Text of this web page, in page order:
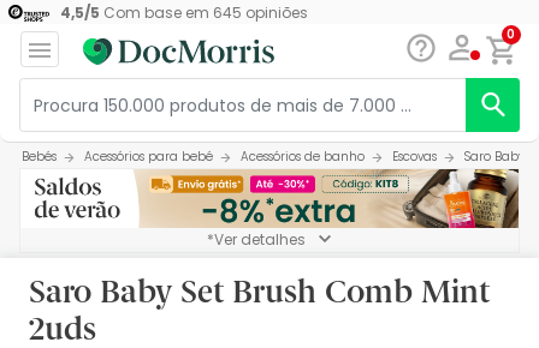
4,5/5 Com base em 645 opiniões
0
Bebés Acessórios para bebé Acessórios de banho Escovas Saro Baby
*Ver detalhes
Saro Baby Set Brush Comb Mint
2uds